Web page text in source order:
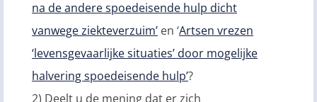
na de andere spoedeisende hulp dicht
vanwege ziekteverzuim’ en ‘Artsen vrezen
‘levensgevaarlijke situaties’ door mogelijke
halvering spoedeisende hulp’?
2) Deelt u de mening dat er zich